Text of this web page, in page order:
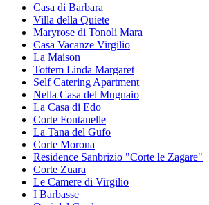
Casa di Barbara
Villa della Quiete
Maryrose di Tonoli Mara
Casa Vacanze Virgilio
La Maison
Tottem Linda Margaret
Self Catering Apartment
Nella Casa del Mugnaio
La Casa di Edo
Corte Fontanelle
La Tana del Gufo
Corte Morona
Residence Sanbrizio "Corte le Zagare"
Corte Zuara
Le Camere di Virgilio
I Barbasse